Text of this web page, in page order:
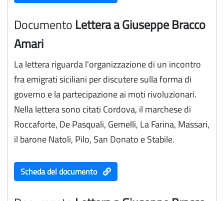
Documento Lettera a Giuseppe Bracco
Amari
La lettera riguarda l'organizzazione di un incontro
fra emigrati siciliani per discutere sulla forma di
governo e la partecipazione ai moti rivoluzionari.
Nella lettera sono citati Cordova, il marchese di
Roccaforte, De Pasquali, Gemelli, La Farina, Massari,
il barone Natoli, Pilo, San Donato e Stabile.
Scheda del documento